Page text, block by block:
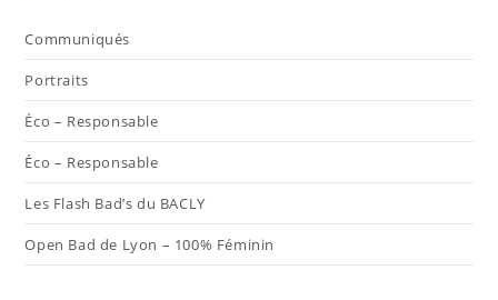
nouvel
nouvel
Communiqués
Portraits
Éco – Responsable
Éco – Responsable
Les Flash Bad’s du BACLY
Open Bad de Lyon – 100% Féminin